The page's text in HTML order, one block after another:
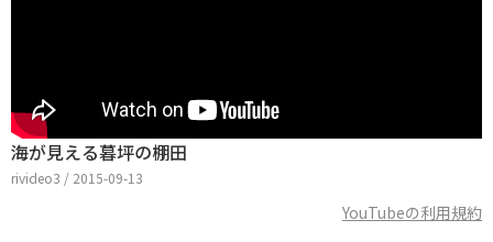
海が見える暮坪の棚田
rivideo3 / 2015-09-13
YouTubeの利用規約